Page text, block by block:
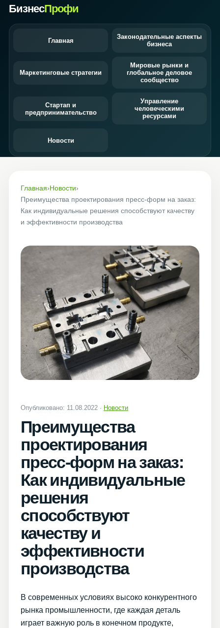
БизнесПрофи
Главная
Законодательные аспекты
бизнеса
Маркетинговые стратегии
Мировые рынки и
глобальное деловое
сообщество
Стартап и
предпринимательство
Управление
человеческими
ресурсами
Новости
Главная›Новости›
Преимущества проектирования пресс-форм на заказ:
Как индивидуальные решения способствуют качеству
и эффективности производства
Опубликовано: 11.08.2022 · Новости
Преимущества
проектирования
пресс-форм на заказ:
Как индивидуальные
решения
способствуют
качеству и
эффективности
производства
В современных условиях высоко конкурентного
рынка промышленности, где каждая деталь
играет важную роль в конечном продукте,